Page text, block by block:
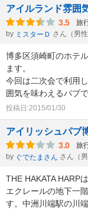
アイルランド雰囲
3.5 旅
by ミスターＤ さん（男性
博多区須崎町のホテ
ます。
今回は二次会で利用
囲気を味わえるパブで
投稿日:2015/01/30
アイリッシュパブ
3.0 旅
by ぐでたまさん さん（男
THE HAKATA HARP
エクレールの地下一
す。中洲川端駅の川端